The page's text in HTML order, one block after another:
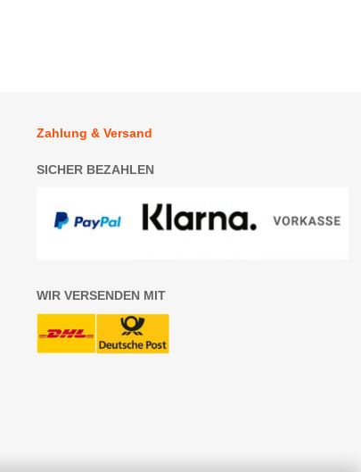
Zahlung & Versand
SICHER BEZAHLEN
WIR VERSENDEN MIT